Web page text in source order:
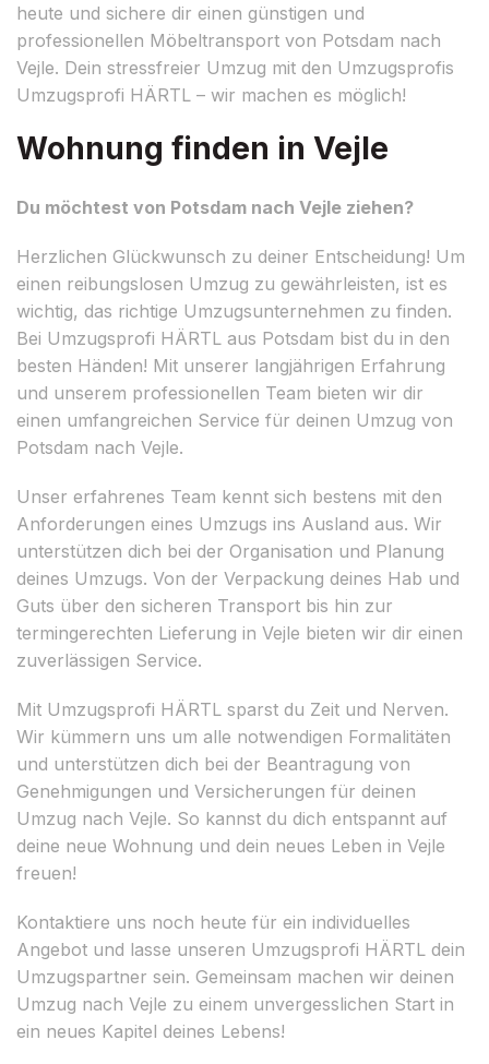
heute und sichere dir einen günstigen und
professionellen Möbeltransport von Potsdam nach
Vejle. Dein stressfreier Umzug mit den Umzugsprofis
Umzugsprofi HÄRTL – wir machen es möglich!
Wohnung finden in Vejle
Du möchtest von Potsdam nach Vejle ziehen?
Herzlichen Glückwunsch zu deiner Entscheidung! Um
einen reibungslosen Umzug zu gewährleisten, ist es
wichtig, das richtige Umzugsunternehmen zu finden.
Bei Umzugsprofi HÄRTL aus Potsdam bist du in den
besten Händen! Mit unserer langjährigen Erfahrung
und unserem professionellen Team bieten wir dir
einen umfangreichen Service für deinen Umzug von
Potsdam nach Vejle.
Unser erfahrenes Team kennt sich bestens mit den
Anforderungen eines Umzugs ins Ausland aus. Wir
unterstützen dich bei der Organisation und Planung
deines Umzugs. Von der Verpackung deines Hab und
Guts über den sicheren Transport bis hin zur
termingerechten Lieferung in Vejle bieten wir dir einen
zuverlässigen Service.
Mit Umzugsprofi HÄRTL sparst du Zeit und Nerven.
Wir kümmern uns um alle notwendigen Formalitäten
und unterstützen dich bei der Beantragung von
Genehmigungen und Versicherungen für deinen
Umzug nach Vejle. So kannst du dich entspannt auf
deine neue Wohnung und dein neues Leben in Vejle
freuen!
Kontaktiere uns noch heute für ein individuelles
Angebot und lasse unseren Umzugsprofi HÄRTL dein
Umzugspartner sein. Gemeinsam machen wir deinen
Umzug nach Vejle zu einem unvergesslichen Start in
ein neues Kapitel deines Lebens!